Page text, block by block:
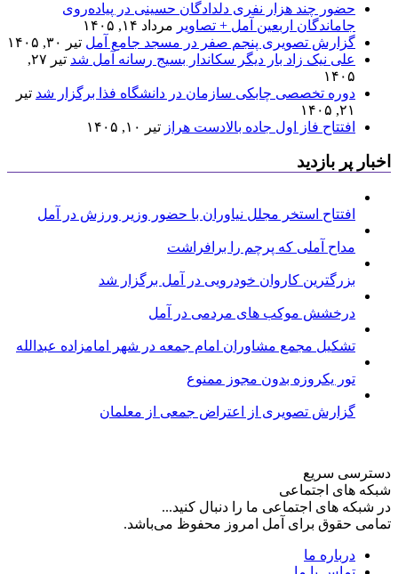
حضور چند هزار نفری دلدادگان حسینی در پیاده‌روی
جاماندگان اربعین آمل + تصاویر مرداد ۱۴, ۱۴۰۵
گزارش تصویری پنجم صفر در مسجد جامع آمل تیر ۳۰, ۱۴۰۵
علی نیک زاد بار دیگر سکاندار بسیج رسانه آمل شد
تیر ۲۷,
۱۴۰۵
دوره تخصصی چابکی سازمان در دانشگاه فذا برگزار شد تیر
۲۱, ۱۴۰۵
افتتاح فاز اول جاده بالادست هراز تیر ۱۰, ۱۴۰۵
اخبار پر بازدید
افتتاح استخر مجلل نیاوران با حضور وزیر ورزش در آمل
مداح آملی که پرچم را برافراشت
بزرگترین کاروان خودرویی در آمل برگزار شد
درخشش موکب های مردمی در آمل
تشکیل مجمع مشاوران امام جمعه در شهر امامزاده عبدالله
تور یکروزه بدون مجوز ممنوع
گزارش تصویری از اعتراض جمعی از معلمان
دسترسی سریع
شبکه های اجتماعی
در شبکه های اجتماعی ما را دنبال کنید...
تمامی حقوق برای آمل امروز محفوظ می‌باشد.
درباره ما